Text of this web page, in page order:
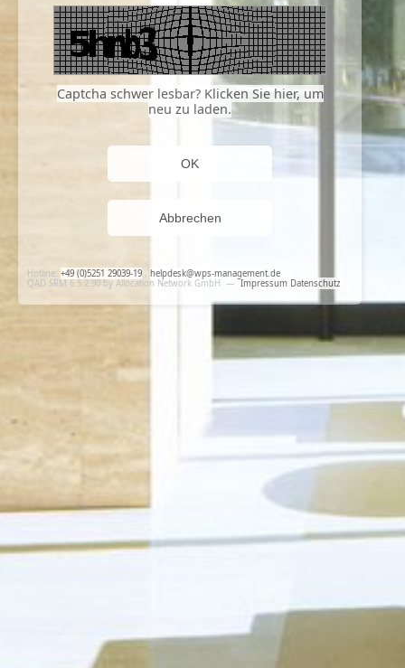
Captcha schwer lesbar? Klicken Sie hier, um
neu zu laden.
OK
Abbrechen
Hotline: +49 (0)5251 29039-19 , helpdesk@wps-management.de
QAD SRM 6.5.2.90 by Allocation Network GmbH —Impressum Datenschutz